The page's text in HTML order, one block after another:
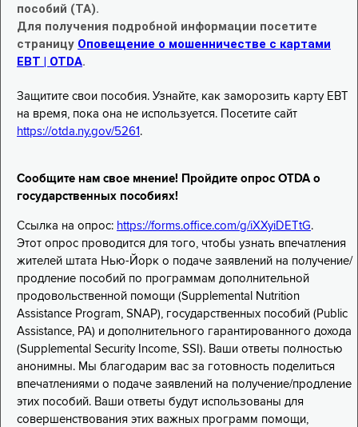
пособий (TA).
Для получения подробной информации посетите
страницу Оповещение о мошенничестве с картами
EBT | OTDA.
Защитите свои пособия. Узнайте, как заморозить карту EBT
на время, пока она не используется. Посетите сайт
https://otda.ny.gov/5261 .
Сообщите нам свое мнение! Пройдите опрос OTDA о
государственных пособиях!
Ссылка на опрос: https://forms.office.com/g/iXXyiDETtG.
Этот опрос проводится для того, чтобы узнать впечатления
жителей штата Нью-Йорк о подаче заявлений на получение/
продление пособий по программам дополнительной
продовольственной помощи (Supplemental Nutrition
Assistance Program, SNAP), государственных пособий (Public
Assistance, PA) и дополнительного гарантированного дохода
(Supplemental Security Income, SSI). Ваши ответы полностью
анонимны. Мы благодарим вас за готовность поделиться
впечатлениями о подаче заявлений на получение/продление
этих пособий. Ваши ответы будут использованы для
совершенствования этих важных программ помощи,